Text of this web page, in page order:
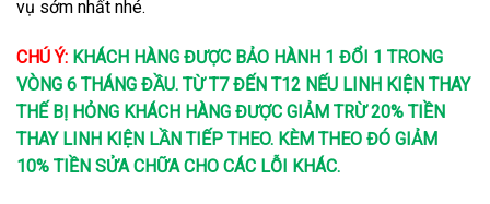
vụ sớm nhất nhé.
CHÚ Ý: KHÁCH HÀNG ĐƯỢC BẢO HÀNH 1 ĐỔI 1 TRONG
VÒNG 6 THÁNG ĐẦU. TỪ T7 ĐẾN T12 NẾU LINH KIỆN THAY
THẾ BỊ HỎNG KHÁCH HÀNG ĐƯỢC GIẢM TRỪ 20% TIỀN
THAY LINH KIỆN LẦN TIẾP THEO. KÈM THEO ĐÓ GIẢM
10% TIỀN SỬA CHỮA CHO CÁC LỖI KHÁC.